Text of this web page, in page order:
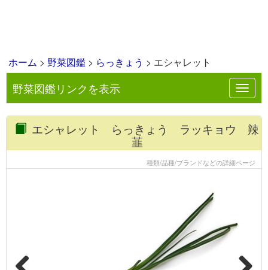
ホーム > 野菜図鑑 > らっきょう > エシャレット
野菜図鑑リンクを表示
エシャレット らっきょう ラッキョウ 辣
韮
種類/品種/ブランドなどの詳細ページ